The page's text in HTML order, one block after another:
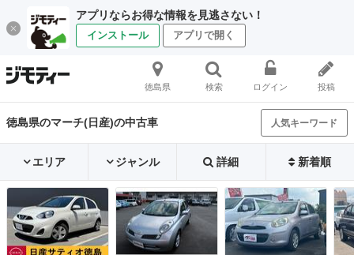
アプリならお得な情報を見逃さない！
インストール アプリで開く
徳島県 検索 ログイン 投稿
徳島県のマーチ(日産)の中古車 人気キーワード
エリア ジャンル 詳細 新着順